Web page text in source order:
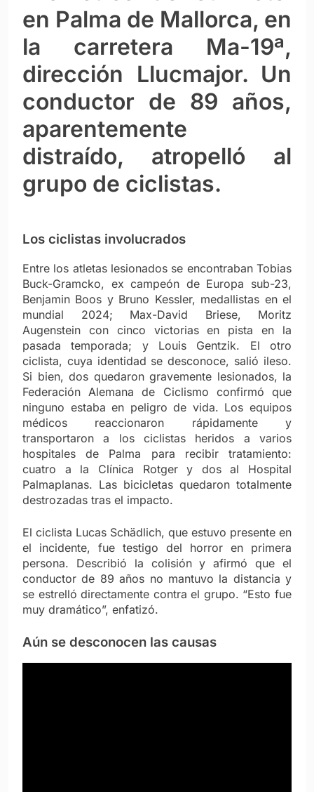
en Palma de Mallorca, en
la carretera Ma-19ª,
dirección Llucmajor. Un
conductor de 89 años,
aparentemente
distraído, atropelló al
grupo de ciclistas.
Los ciclistas involucrados
Entre los atletas lesionados se encontraban Tobias
Buck-Gramcko, ex campeón de Europa sub-23,
Benjamin Boos y Bruno Kessler, medallistas en el
mundial 2024; Max-David Briese, Moritz
Augenstein con cinco victorias en pista en la
pasada temporada; y Louis Gentzik. El otro
ciclista, cuya identidad se desconoce, salió ileso.
Si bien, dos quedaron gravemente lesionados, la
Federación Alemana de Ciclismo confirmó que
ninguno estaba en peligro de vida. Los equipos
médicos reaccionaron rápidamente y
transportaron a los ciclistas heridos a varios
hospitales de Palma para recibir tratamiento:
cuatro a la Clínica Rotger y dos al Hospital
Palmaplanas. Las bicicletas quedaron totalmente
destrozadas tras el impacto.
El ciclista Lucas Schädlich, que estuvo presente en
el incidente, fue testigo del horror en primera
persona. Describió la colisión y afirmó que el
conductor de 89 años no mantuvo la distancia y
se estrelló directamente contra el grupo. “Esto fue
muy dramático”, enfatizó.
Aún se desconocen las causas